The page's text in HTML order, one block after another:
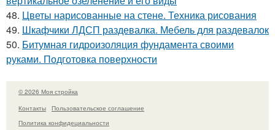
48. Цветы нарисованные на стене. Техника рисования
49. Шкафчики ЛДСП раздевалка. Мебель для раздевалок
50. Битумная гидроизоляция фундамента своими
руками. Подготовка поверхности
© 2026 Моя стройка
Контакты
Пользовательское соглашение
Политика конфидециальности